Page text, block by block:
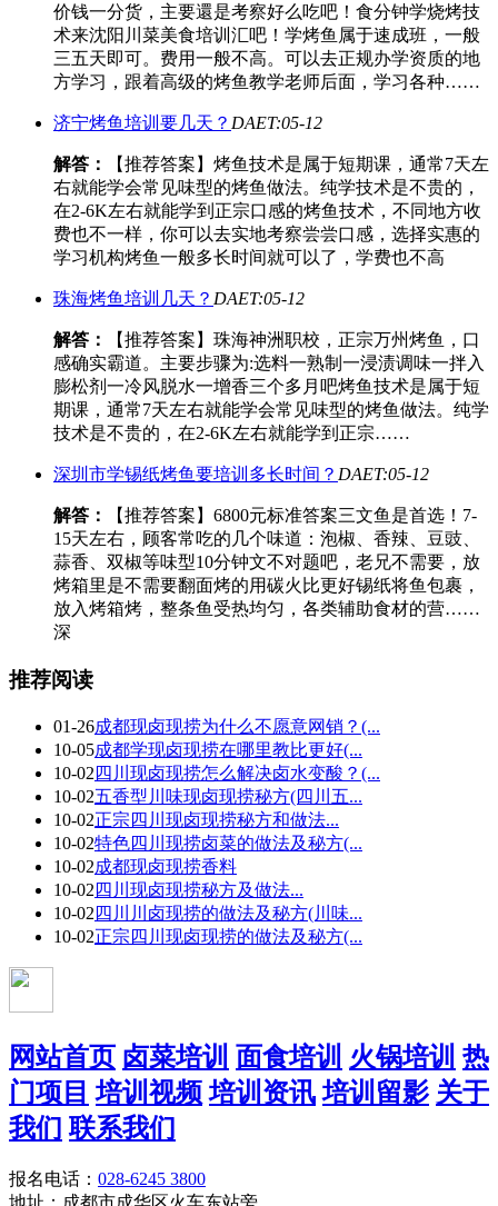
价钱一分货，主要還是考察好么吃吧！食分钟学烧烤技
术来沈阳川菜美食培训汇吧！学烤鱼属于速成班，一般
三五天即可。费用一般不高。可以去正规办学资质的地
方学习，跟着高级的烤鱼教学老师后面，学习各种……
济宁烤鱼培训要几天？ DAET:05-12
解答：
【推荐答案】烤鱼技术是属于短期课，通常7天左
右就能学会常见味型的烤鱼做法。纯学技术是不贵的，
在2-6K左右就能学到正宗口感的烤鱼技术，不同地方收
费也不一样，你可以去实地考察尝尝口感，选择实惠的
学习机构烤鱼一般多长时间就可以了，学费也不高
珠海烤鱼培训几天？ DAET:05-12
解答：
【推荐答案】珠海神洲职校，正宗万州烤鱼，口
感确实霸道。主要步骤为:选料一熟制一浸渍调味一拌入
膨松剂一冷风脱水一增香三个多月吧烤鱼技术是属于短
期课，通常7天左右就能学会常见味型的烤鱼做法。纯学
技术是不贵的，在2-6K左右就能学到正宗……
深圳市学锡纸烤鱼要培训多长时间？ DAET:05-12
解答：
【推荐答案】6800元标准答案三文鱼是首选！7-
15天左右，顾客常吃的几个味道：泡椒、香辣、豆豉、
蒜香、双椒等味型10分钟文不对题吧，老兄不需要，放
烤箱里是不需要翻面烤的用碳火比更好锡纸将鱼包裹，
放入烤箱烤，整条鱼受热均匀，各类辅助食材的营……
深
推荐阅读
01-26成都现卤现捞为什么不愿意网销？(...
10-05成都学现卤现捞在哪里教比更好(...
10-02 四川现卤现捞怎么解决卤水变酸？(...
10-02五香型川味现卤现捞秘方(四川五...
10-02正宗四川现卤现捞秘方和做法...
10-02特色四川现捞卤菜的做法及秘方(...
10-02成都现卤现捞香料
10-02 四川现卤现捞秘方及做法...
10-02 四川川卤现捞的做法及秘方(川味...
10-02正宗四川现卤现捞的做法及秘方(...
网站首页 卤菜培训 面食培训 火锅培训 热
门项目 培训视频 培训资讯 培训留影 关于
我们 联系我们
报名电话： 028-6245 3800
地址：成都市成华区火车东站旁